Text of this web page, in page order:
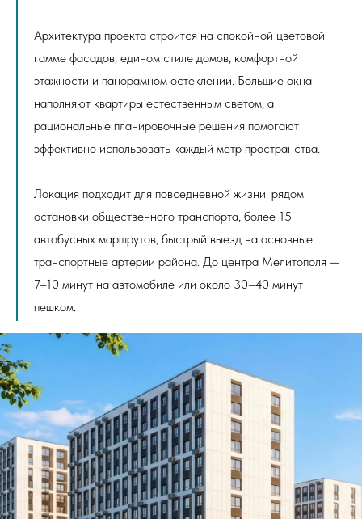
Архитектура проекта строится на спокойной цветовой
гамме фасадов, едином стиле домов, комфортной
этажности и панорамном остеклении. Большие окна
наполняют квартиры естественным светом, а
рациональные планировочные решения помогают
эффективно использовать каждый метр пространства.
Локация подходит для повседневной жизни: рядом
остановки общественного транспорта, более 15
автобусных маршрутов, быстрый выезд на основные
транспортные артерии района. До центра Мелитополя —
7–10 минут на автомобиле или около 30–40 минут
пешком.